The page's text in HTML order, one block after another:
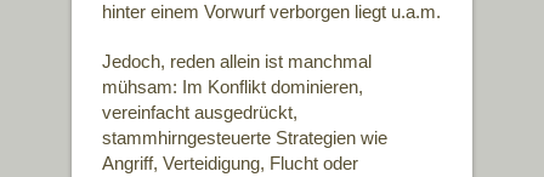
hinter einem Vorwurf verborgen liegt u.a.m.
Jedoch, reden allein ist manchmal
mühsam: Im Konflikt dominieren,
vereinfacht ausgedrückt,
stammhirngesteuerte Strategien wie
Angriff, Verteidigung, Flucht oder